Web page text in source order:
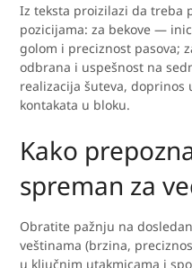
Iz teksta proizilazi da treba
pozicijama: za bekove —
golom i preciznost pasova;
odbrana i uspešnost na
realizacija šuteva,
kontakata u bloku.
Kako
spreman za
Obratite pažnju na
veštinama (brzina,
u ključnim utakmicama i